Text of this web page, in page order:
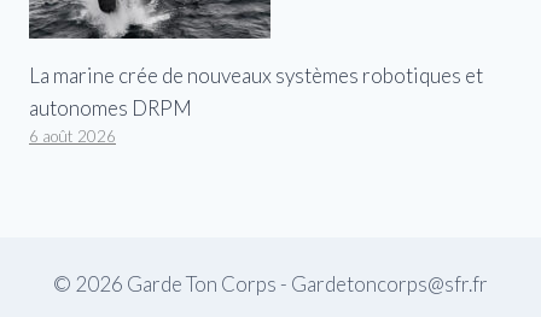
La marine crée de nouveaux systèmes robotiques et
autonomes DRPM
6 août 2026
© 2026 Garde Ton Corps - Gardetoncorps@sfr.fr